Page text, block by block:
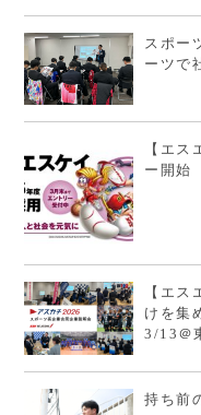
スポー
ーツで
【エ
ー開始
【エ
けを集
3/13＠
持ち前